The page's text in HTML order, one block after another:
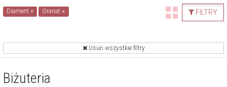
FILTRY
Diament× Granat×
Usuń wszystkie filtry
Biżuteria